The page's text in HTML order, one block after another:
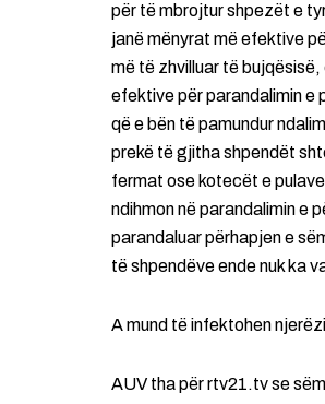
për të mbrojtur shpezët e
janë mënyrat më efektive
më të zhvilluar të
efektive për parandalimin e
që e bën të pamundur
prekë të gjitha shpendët
fermat ose kotecët e
ndihmon në parandalimin e
parandaluar përhapjen e
të shpendëve ende nuk ka
A mund të infektohen
AUV tha për rtv21.tv se